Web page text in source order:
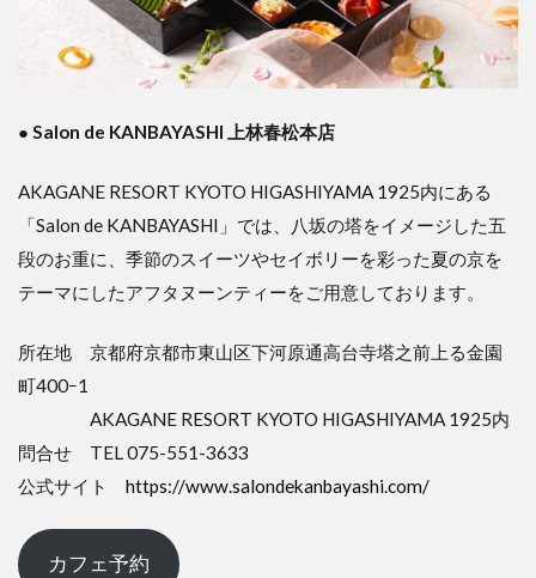
● Salon de KANBAYASHI 上林春松本店
AKAGANE RESORT KYOTO HIGASHIYAMA 1925内にある
「Salon de KANBAYASHI」では、八坂の塔をイメージした五
段のお重に、季節のスイーツやセイボリーを彩った夏の京を
テーマにしたアフタヌーンティーをご用意しております。
所在地 京都府京都市東山区下河原通高台寺塔之前上る金園
町400ｰ1
AKAGANE RESORT KYOTO HIGASHIYAMA 1925内
問合せ TEL 075-551-3633
公式サイト https://www.salondekanbayashi.com/
カフェ予約